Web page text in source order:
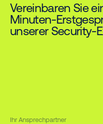
Vereinbaren Sie
Minuten-
unserer Security-
Ihr Ansprechpartner